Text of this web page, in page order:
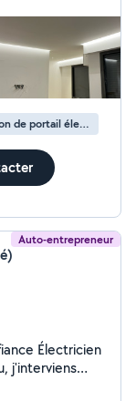
Installation de portail électrique
Auto-entrepreneur
j'interviens